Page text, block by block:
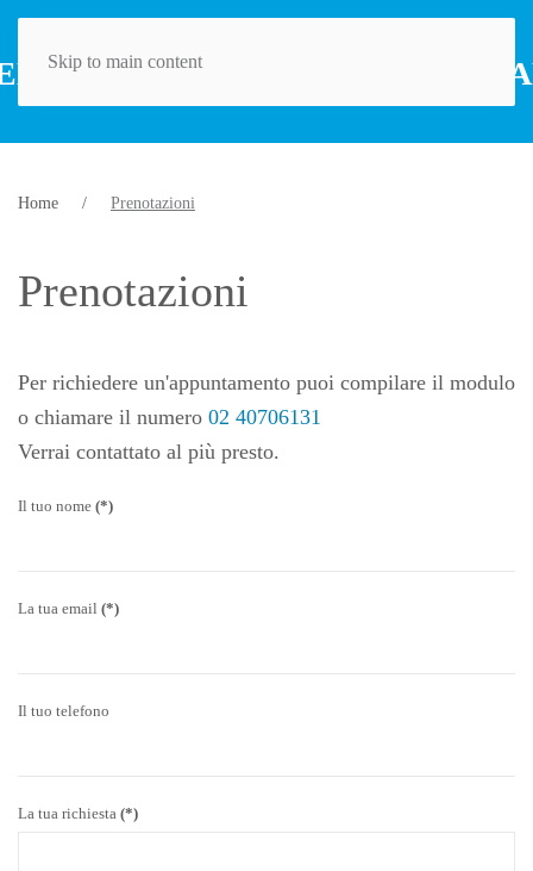
Skip to main content
Home Prenotazioni
Prenotazioni
Per richiedere un'appuntamento puoi compilare il modulo
o chiamare il numero 02 40706131
Verrai contattato al più presto.
Il tuo nome (*)
La tua email (*)
Il tuo telefono
La tua richiesta (*)